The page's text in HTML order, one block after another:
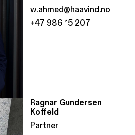
w.ahmed@haavind.no
+47 986 15 207
Ragnar Gundersen
Koffeld
Partner